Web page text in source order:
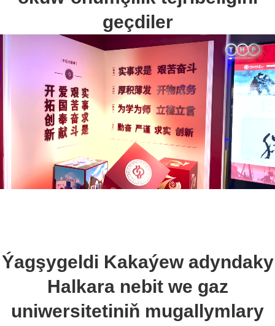
geçdiler
Ýagşygeldi Kakaýew adyndaky
Halkara nebit we gaz
uniwersitetiniň mugallymlary